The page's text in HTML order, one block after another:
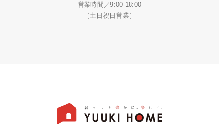
営業時間／9:00-18:00
（土日祝日営業）